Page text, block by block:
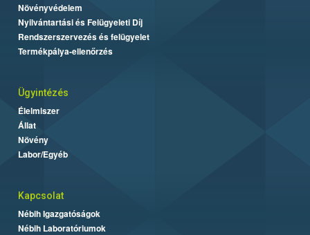
Növényvédelem
Nyilvántartási és Felügyeleti Díj
Rendszerszervezés és felügyelet
Termékpálya-ellenőrzés
Ügyintézés
Élelmiszer
Állat
Növény
Labor/Egyéb
Kapcsolat
Nébih Igazgatóságok
Nébih Laboratóriumok